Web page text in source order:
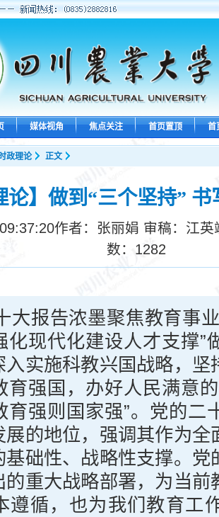
媒体视角 焦点关注 首页置顶 首
政理论 正文
论】做到“三个坚持”
作者：张丽娟 审稿：江
数： 1282
大报告浓墨聚焦教育事
化现代化建设人才支撑”
入实施科教兴国战略，坚
育强国，办好人民满意
育强则国家强”。党的二
展的地位，强调其作为全
基础性、战略性支撑。党
的重大战略部署，为当前
遵循，也为我们教育工